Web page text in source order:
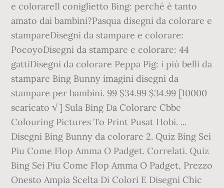
e colorareIl coniglietto Bing: perché è tanto
amato dai bambini?Pasqua disegni da colorare e
stampareDisegni da stampare e colorare:
PocoyoDisegni da stampare e colorare: 44
gattiDisegni da colorare Peppa Pig: i più belli da
stampare Bing Bunny imagini disegni da
stampare per bambini. 99 $34.99 $34.99 [10000
scaricato √] Sula Bing Da Colorare Cbbc
Colouring Pictures To Print Pusat Hobi. ...
Disegni Bing Bunny da colorare 2. Quiz Bing Sei
Piu Come Flop Amma O Padget. Correlati. Quiz
Bing Sei Piu Come Flop Amma O Padget, Prezzo
Onesto Ampia Scelta Di Colori E Disegni Chic